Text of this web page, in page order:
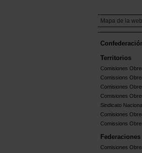
Mapa de la web
Territorios
Comisiones
Comissions
Comisiones
Comisiones
Sindicato
Comisiones
Comissions
Federaciones
Comisiones